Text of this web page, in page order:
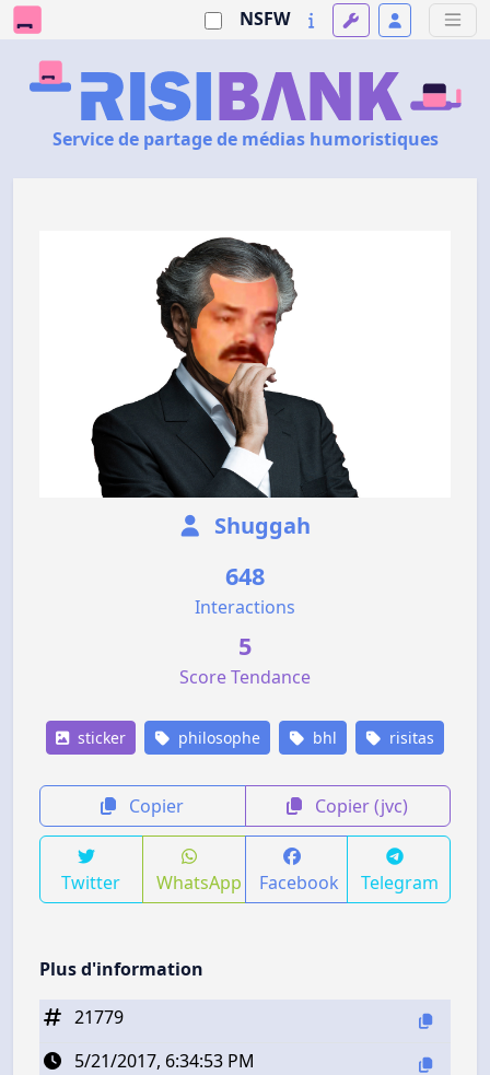
NSFW
Service de partage de médias humoristiques
Shuggah
648
Interactions
5
Score Tendance
sticker philosophe bhl risitas
Copier Copier (jvc)
Twitter WhatsApp Facebook Telegram
Plus d'information
21779
5/21/2017, 6:34:53 PM